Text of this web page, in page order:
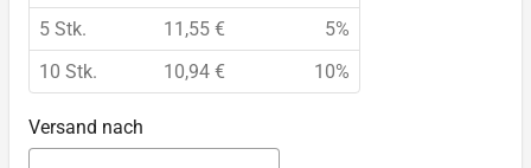
5 Stk.
11,55 €
5%
10 Stk.
10,94 € 10%
Versand nach